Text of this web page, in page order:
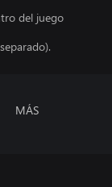
del juego
MÁS